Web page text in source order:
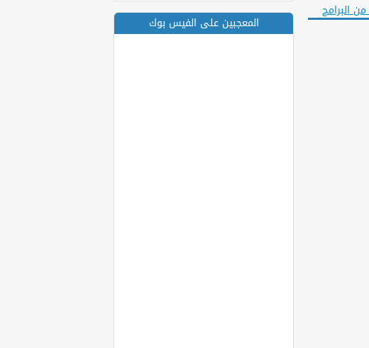
من البرامج
المعجبين على الفيس بوك